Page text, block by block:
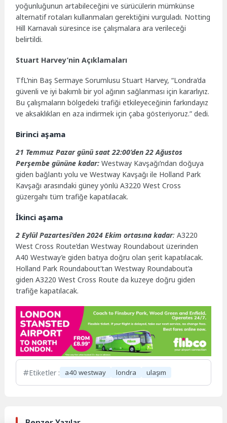
yoğunluğunun artabileceğini ve sürücülerin mümkünse
alternatif rotaları kullanmaları gerektiğini vurguladı. Notting
Hill Karnavalı süresince ise çalışmalara ara verileceği
belirtildi.
Stuart Harvey’nin Açıklamaları
TfL’nin Baş Sermaye Sorumlusu Stuart Harvey, “Londra’da
güvenli ve iyi bakımlı bir yol ağının sağlanması için kararlıyız.
Bu çalışmaların bölgedeki trafiği etkileyeceğinin farkındayız
ve aksaklıkları en aza indirmek için çaba gösteriyoruz.” dedi.
Birinci aşama
21 Temmuz Pazar günü saat 22:00’den 22 Ağustos
Perşembe gününe kadar: Westway Kavşağı’ndan doğuya
giden bağlantı yolu ve Westway Kavşağı ile Holland Park
Kavşağı arasındaki güney yönlü A3220 West Cross
güzergahı tüm trafiğe kapatılacak.
İkinci aşama
2 Eylül Pazartesi’den 2024 Ekim ortasına kadar: A3220
West Cross Route’dan Westway Roundabout üzerinden
A40 Westway’e giden batıya doğru olan şerit kapatılacak.
Holland Park Roundabout’tan Westway Roundabout’a
giden A3220 West Cross Route da kuzeye doğru giden
trafiğe kapatılacak.
Etiketler : a40 westway londra ulaşım